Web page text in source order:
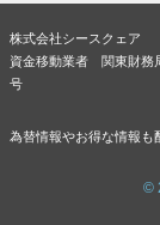
株式会社シースクェア
資金移動業者 関東財務
号
為替情報やお得な情報も
©